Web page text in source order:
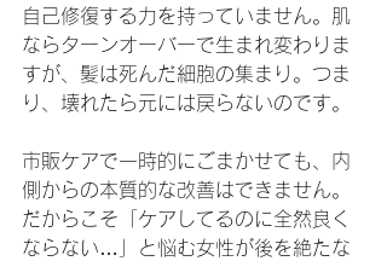
自己修復する力を持っていません。肌
ならターンオーバーで生まれ変わりま
すが、髪は死んだ細胞の集まり。つま
り、壊れたら元には戻らないのです。
市販ケアで一時的にごまかせても、内
側からの本質的な改善はできません。
だからこそ「ケアしてるのに全然良く
ならない…」と悩む女性が後を絶たな